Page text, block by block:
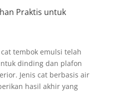
Praktis untuk
tembok emulsi telah
dinding dan plafon
Jenis cat berbasis air
hasil akhir yang